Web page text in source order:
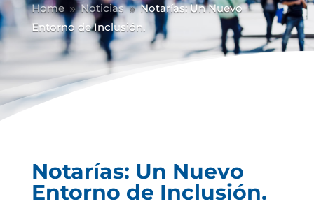
Home 9 Noticias 9 Notarías: Un Nuevo
Entorno de Inclusión.
Notarías: Un Nuevo
Entorno de Inclusión.